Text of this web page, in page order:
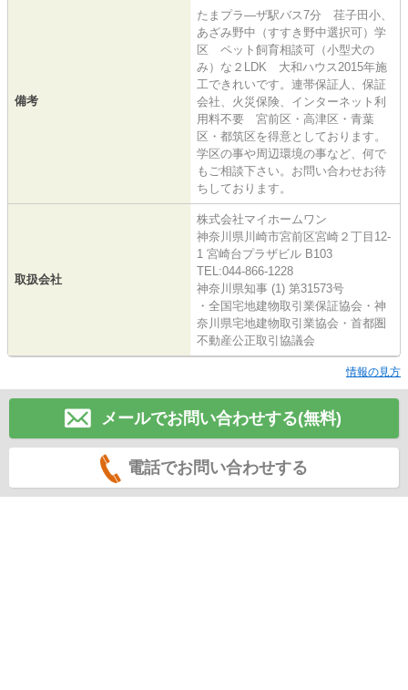
備考
たまプラ―ザ駅バス7分 荏子田小、
あざみ野中（すすき野中選択可）学
区 ペット飼育相談可（小型犬の
み）な２LDK 大和ハウス2015年施
工できれいです。連帯保証人、保証
会社、火災保険、インターネット利
用料不要 宮前区・高津区・青葉
区・都筑区を得意としております。
学区の事や周辺環境の事など、何で
もご相談下さい。お問い合わせお待
ちしております。
取扱会社
株式会社マイホームワン
神奈川県川崎市宮前区宮崎２丁目12-
1 宮崎台プラザビル B103
TEL:044-866-1228
神奈川県知事 (1) 第31573号
・全国宅地建物取引業保証協会・神
奈川県宅地建物取引業協会・首都圏
不動産公正取引協議会
情報の見方
メールでお問い合わせする(無料)
電話でお問い合わせする